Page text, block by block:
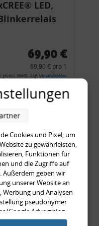
LED,
69,90 €
69,90 € pro 1
gesetzl. MwSt., zzgl. Versandkosten
mit
US-Ecken,
Typ 89,
+
999,99 €
Cookies und Pixel, um
zu gewährleisten,
Funktionen für
und die Zugriffe auf
Außerdem geben wir
unserer Website an
Werbung und Analysen
pseudonymer
(Google Advertising
möglicherweise mit